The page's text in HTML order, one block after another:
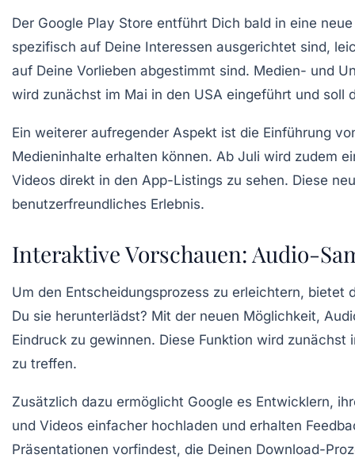
Der Google Play Store entführt Dich bald in eine
spezifisch auf Deine Interessen ausgerichtet sind,
auf Deine Vorlieben abgestimmt sind. Medien- und
wird zunächst im Mai in den USA eingeführt und
Ein weiterer aufregender Aspekt ist die Einführung
Medieninhalte erhalten können. Ab Juli wird zudem
Videos direkt in den App-Listings zu sehen. Diese
benutzerfreundliches Erlebnis.
Interaktive Vorschauen: Audio-
Um den Entscheidungsprozess zu erleichtern, bietet
Du sie herunterlädst? Mit der neuen Möglichkeit,
Eindruck zu gewinnen. Diese Funktion wird zunächst
zu treffen.
Zusätzlich dazu ermöglicht Google es Entwicklern,
und Videos einfacher hochladen und erhalten
Präsentationen vorfindest, die Deinen Download-